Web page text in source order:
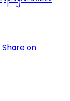
Share on